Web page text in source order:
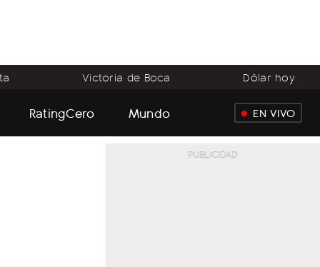
Victoria de Boca Dólar hoy
RatingCero Mundo EN VIVO